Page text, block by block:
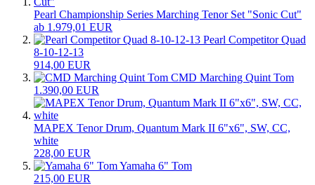
Pearl Championship Series Marching Tenor Set "Sonic Cut"
ab 1.979,01 EUR
Pearl Competitor Quad
8-10-12-13
914,00 EUR
CMD Marching Quint Tom
1.390,00 EUR
MAPEX Tenor Drum, Quantum Mark II 6"x6", SW, CC,
white
228,00 EUR
Yamaha 6" Tom
215,00 EUR